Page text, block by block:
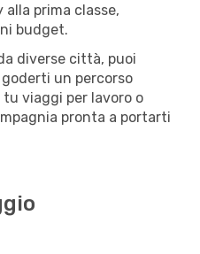
alla prima classe,
budget.
diverse città, puoi
un percorso
tu viaggi per lavoro o
pronta a portarti